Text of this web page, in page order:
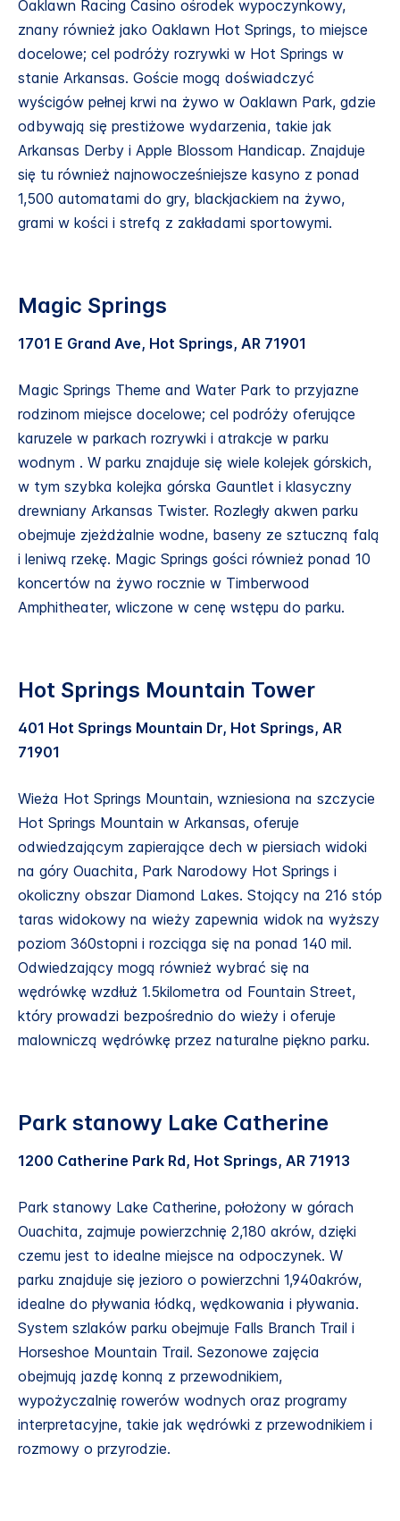
Oaklawn Racing Casino ośrodek wypoczynkowy,
znany również jako Oaklawn Hot Springs, to miejsce
docelowe; cel podróży rozrywki w Hot Springs w
stanie Arkansas. Goście mogą doświadczyć
wyścigów pełnej krwi na żywo w Oaklawn Park, gdzie
odbywają się prestiżowe wydarzenia, takie jak
Arkansas Derby i Apple Blossom Handicap. Znajduje
się tu również najnowocześniejsze kasyno z ponad
1,500 automatami do gry, blackjackiem na żywo,
grami w kości i strefą z zakładami sportowymi.
Magic Springs
1701 E Grand Ave, Hot Springs, AR 71901
Magic Springs Theme and Water Park to przyjazne
rodzinom miejsce docelowe; cel podróży oferujące
karuzele w parkach rozrywki i atrakcje w parku
wodnym . W parku znajduje się wiele kolejek górskich,
w tym szybka kolejka górska Gauntlet i klasyczny
drewniany Arkansas Twister. Rozległy akwen parku
obejmuje zjeżdżalnie wodne, baseny ze sztuczną falą
i leniwą rzekę. Magic Springs gości również ponad 10
koncertów na żywo rocznie w Timberwood
Amphitheater, wliczone w cenę wstępu do parku.
Hot Springs Mountain Tower
401 Hot Springs Mountain Dr, Hot Springs, AR
71901
Wieża Hot Springs Mountain, wzniesiona na szczycie
Hot Springs Mountain w Arkansas, oferuje
odwiedzającym zapierające dech w piersiach widoki
na góry Ouachita, Park Narodowy Hot Springs i
okoliczny obszar Diamond Lakes. Stojący na 216 stóp
taras widokowy na wieży zapewnia widok na wyższy
poziom 360stopni i rozciąga się na ponad 140 mil.
Odwiedzający mogą również wybrać się na
wędrówkę wzdłuż 1.5kilometra od Fountain Street,
który prowadzi bezpośrednio do wieży i oferuje
malowniczą wędrówkę przez naturalne piękno parku.
Park stanowy Lake Catherine
1200 Catherine Park Rd, Hot Springs, AR 71913
Park stanowy Lake Catherine, położony w górach
Ouachita, zajmuje powierzchnię 2,180 akrów, dzięki
czemu jest to idealne miejsce na odpoczynek. W
parku znajduje się jezioro o powierzchni 1,940akrów,
idealne do pływania łódką, wędkowania i pływania.
System szlaków parku obejmuje Falls Branch Trail i
Horseshoe Mountain Trail. Sezonowe zajęcia
obejmują jazdę konną z przewodnikiem,
wypożyczalnię rowerów wodnych oraz programy
interpretacyjne, takie jak wędrówki z przewodnikiem i
rozmowy o przyrodzie.